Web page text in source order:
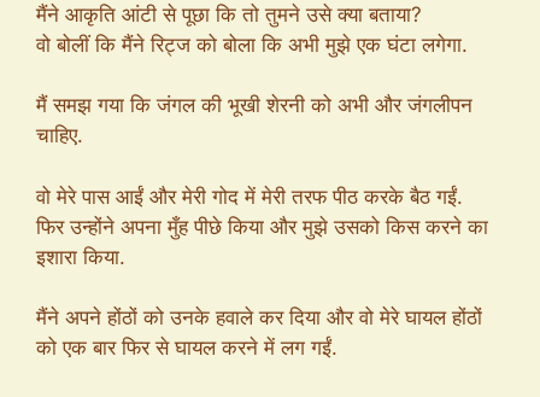
मैंने आकृति आंटी से पूछा कि तो तुमने उसे क्या बताया?
वो बोलीं कि मैंने रिट्ज को बोला कि अभी मुझे एक घंटा लगेगा.
मैं समझ गया कि जंगल की भूखी शेरनी को अभी और जंगलीपन
चाहिए.
वो मेरे पास आईं और मेरी गोद में मेरी तरफ पीठ करके बैठ गईं.
फिर उन्होंने अपना मुँह पीछे किया और मुझे उसको किस करने का
इशारा किया.
मैंने अपने होंठों को उनके हवाले कर दिया और वो मेरे घायल होंठों
को एक बार फिर से घायल करने में लग गईं.